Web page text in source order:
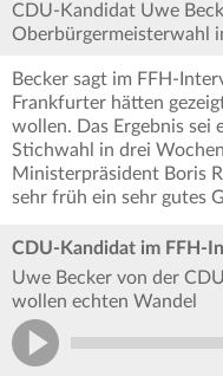
CDU-Kandidat Uwe
Oberbürgermeisterwahl
Becker sagt im FFH-
Frankfurter hätten
wollen. Das Ergebnis sei
Stichwahl in drei
Ministerpräsident Boris
sehr früh ein sehr gutes
CDU-Kandidat im FFH-
Uwe Becker von der
wollen echten Wandel